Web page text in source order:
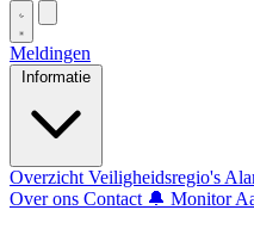
Meldingen
Informatie
Overzicht Veiligheidsregio's
Over ons Contact 🔔 Monitor